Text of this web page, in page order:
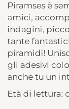
Piramses è
amici,
indagini,
tante
piramidi!
gli adesivi
anche tu un
Età di lettura: